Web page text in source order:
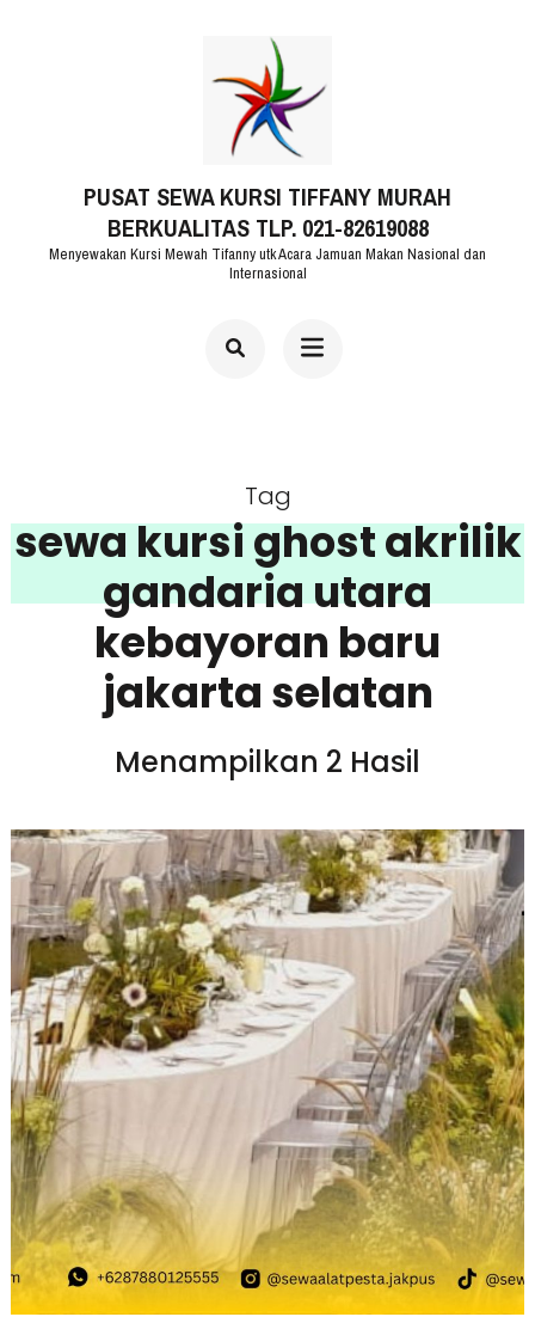
PUSAT SEWA KURSI TIFFANY MURAH
BERKUALITAS TLP. 021-82619088
Menyewakan Kursi Mewah Tifanny utk Acara Jamuan Makan Nasional dan
Internasional
Tag
sewa kursi ghost akrilik
gandaria utara
kebayoran baru
jakarta selatan
Menampilkan 2 Hasil